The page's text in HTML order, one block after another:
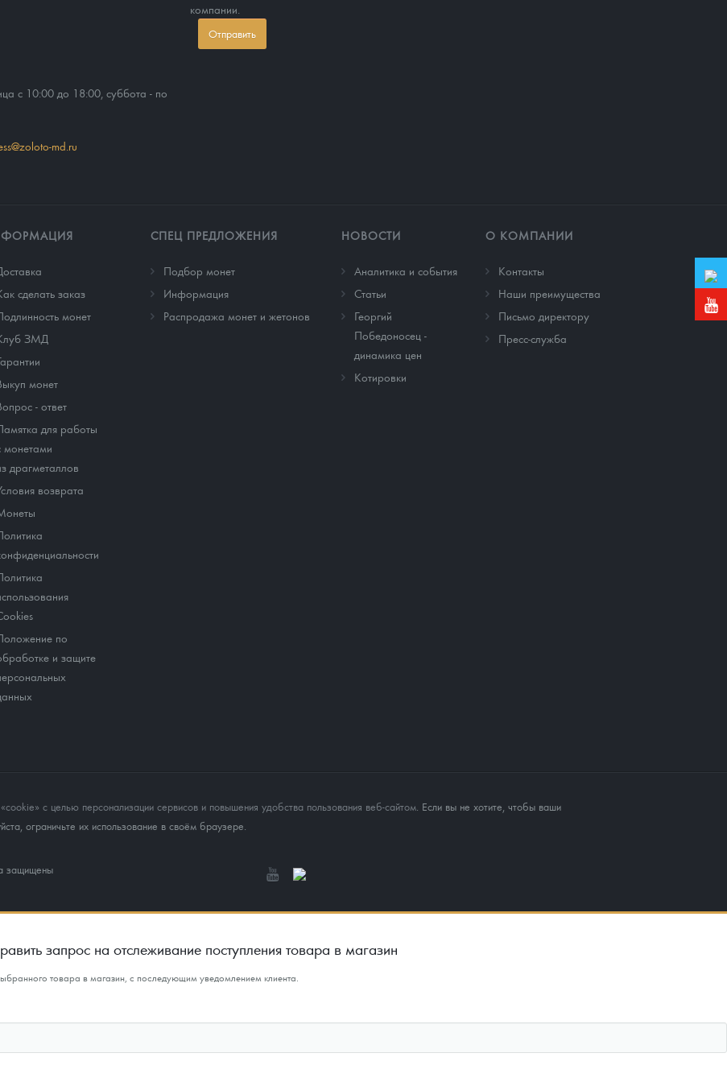
с 10:00 до 18:00, суббота - по
md.ru
компании.
Отправить
сделать заказ
монет
ЗМД
монет
- ответ
для работы
монетами
драгметаллов
возврата
по
и защите
СПЕЦ ПРЕДЛОЖЕНИЯ
Подбор монет
Информация
Распродажа монет и жетонов
НОВОСТИ
Аналитика и события
Cтатьи
Георгий
Победоносец -
динамика цен
Котировки
О КОМПАНИИ
Контакты
Наши преимущества
Письмо директору
Пресс-служба
с целью персонализации сервисов и повышения удобства пользования веб-сайтом . Если вы не хотите, чтобы ваши
ограничьте их использование в своём браузере.
защищены
запрос на отслеживание поступления товара в магазин
товара в магазин, с последующим уведомлением клиента.